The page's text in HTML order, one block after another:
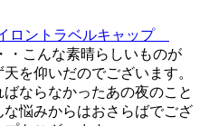
ロントラベルキャップ
・こんな素晴らしいものが
を仰いだのでございます。
ならなかったあの夜のこと
悩みからはおさらばでござ